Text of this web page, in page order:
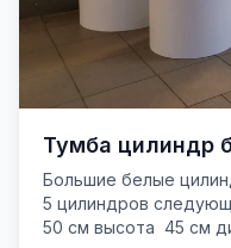
Тумба цилиндр
Большие белые цилиндры
5 цилиндров следующих
50 см высота 45 см диаметр, 55 см высота 50 см